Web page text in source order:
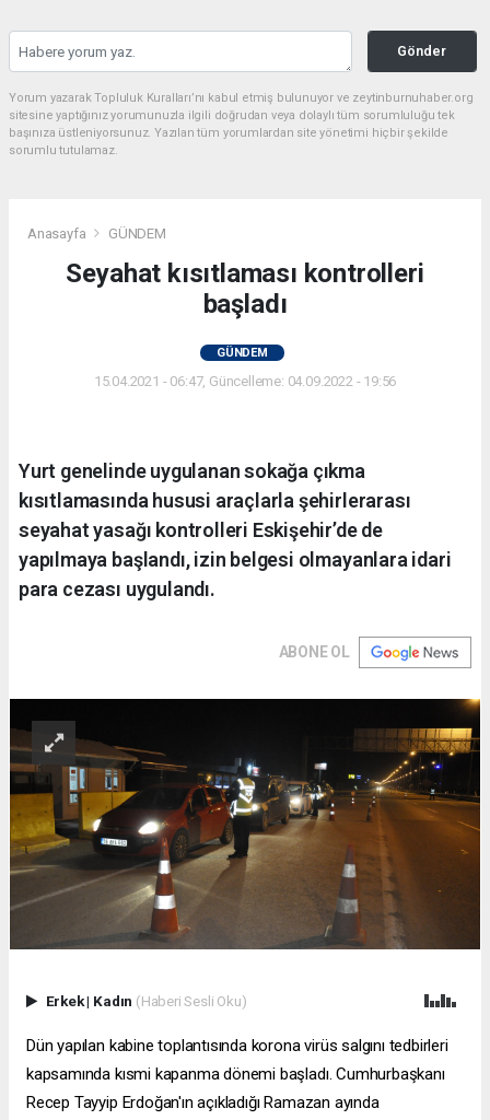
Gönder
Yorum yazarak Topluluk Kuralları’nı kabul etmiş bulunuyor ve zeytinburnuhaber.org
sitesine yaptığınız yorumunuzla ilgili doğrudan veya dolaylı tüm sorumluluğu tek
başınıza üstleniyorsunuz. Yazılan tüm yorumlardan site yönetimi hiçbir şekilde
sorumlu tutulamaz.
Anasayfa GÜNDEM
Seyahat kısıtlaması kontrolleri
başladı
GÜNDEM
15.04.2021 - 06:47, Güncelleme: 04.09.2022 - 19:56
Yurt genelinde uygulanan sokağa çıkma
kısıtlamasında hususi araçlarla şehirlerarası
seyahat yasağı kontrolleri Eskişehir’de de
yapılmaya başlandı, izin belgesi olmayanlara idari
para cezası uygulandı.
ABONE OL
Erkek| Kadın (Haberi Sesli Oku)
Dün yapılan kabine toplantısında korona virüs salgını tedbirleri
kapsamında kısmi kapanma dönemi başladı. Cumhurbaşkanı
Recep Tayyip Erdoğan'ın açıkladığı Ramazan ayında